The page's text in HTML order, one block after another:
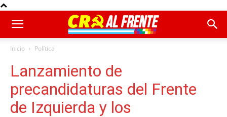
Inicio Política
Lanzamiento de
precandidaturas del Frente
de Izquierda y los